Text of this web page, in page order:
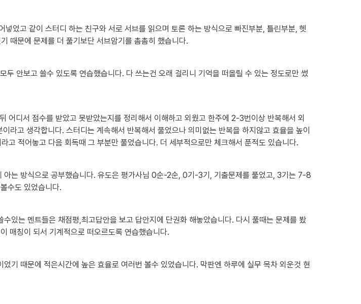
었고 같이 스터디 하는 친구와 서로 서브를 읽으며 토론 하는 방식으로 빠진부분, 틀린부분, 헷
때문에 문제를 더 풀기보단 서브암기를 촘촘히 했습니다.
안보고 쓸수 있도록 연습했습니다. 다 쓰는건 오래 걸리니 기억을 떠올릴 수 있는 정도로만 썼
디서 점수를 받았고 못받았는지를 정리해서 이해하고 외웠고 한주에 2-3번이상 반복해서 외
라고 생각합니다. 스터디는 계속해서 반복해서 풀었으나 의미없는 반복을 하지않고 효율을 높이
적어놓고 다음 회독때 그 부분만 풀었습니다. 더 세부적으로만 체크해서 푼적도 있습니다.
는 방식으로 공부했습니다. 유도은 평가사님 0순-2순, 0기-3기, 기출문제를 풀었고, 3기는 7-8
수도 있었습니다.
있는 멘트들은 채점평,최고답안을 보고 답안지에 단권화 해놓았습니다. 다시 풀때는 문제를 봤
매칭이 되서 기계적으로 떠오르도록 연습했습니다.
기 때문에 적은시간에 높은 효율로 여러번 볼수 있었습니다. 막판엔 하루에 실무 목차 외운것 현